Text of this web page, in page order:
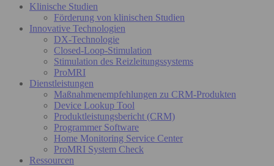
Klinische Studien
Förderung von klinischen Studien
Innovative Technologien
DX-Technologie
Closed-Loop-Stimulation
Stimulation des Reizleitungssystems
ProMRI
Dienstleistungen
Maßnahmenempfehlungen zu CRM-Produkten
Device Lookup Tool
Produktleistungsbericht (CRM)
Programmer Software
Home Monitoring Service Center
ProMRI System Check
Ressourcen